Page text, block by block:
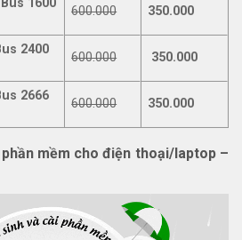
1600
600.000 350.000
2400
600.000 350.000
2666
600.000 350.000
mềm cho điện thoại/laptop –